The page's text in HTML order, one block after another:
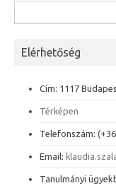
Elérhetőség
Cím: 1117
Térképen
Telefonszám:
Email:
Tanulmányi